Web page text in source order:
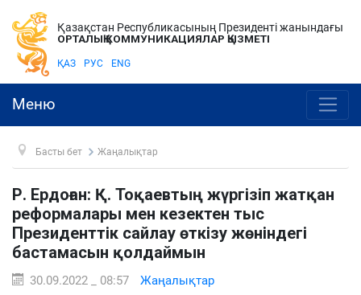
Қазақстан Республикасының Президенті жанындағы
ОРТАЛЫҚ КОММУНИКАЦИЯЛАР ҚЫЗМЕТІ
ҚАЗ РУС ENG
Меню
Басты бет Жаңалықтар
Р. Ердоған: Қ. Тоқаевтың жүргізіп жатқан
реформалары мен кезектен тыс
Президенттік сайлау өткізу жөніндегі
бастамасын қолдаймын
30.09.2022 _ 08:57 Жаңалықтар